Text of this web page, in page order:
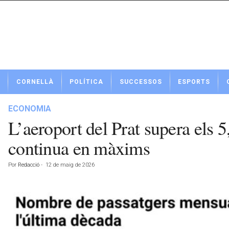
t
CORNELLÀ POLÍTICA SUCCESSOS ESPORTS
ECONOMIA
L’aeroport del Prat supera els
continua en màxims
Por Redacció - 12 de maig de 2026